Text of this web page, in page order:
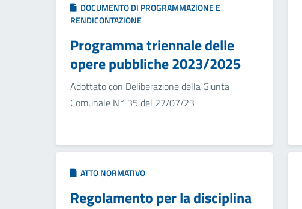
DOCUMENTO DI PROGRAMMAZIONE E
RENDICONTAZIONE
Programma triennale delle
opere pubbliche 2023/2025
Adottato con Deliberazione della Giunta
Comunale N° 35 del 27/07/23
ATTO NORMATIVO
Regolamento per la disciplina